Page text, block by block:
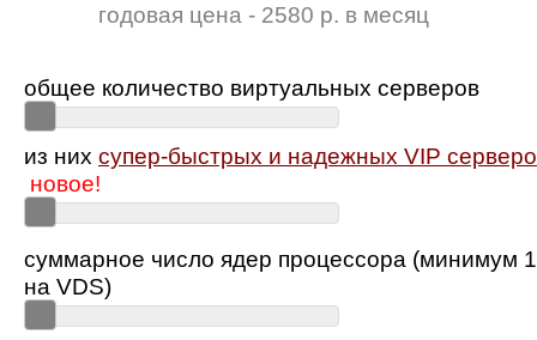
годовая цена - 2580 р. в месяц
общее количество виртуальных серверов
из них супер-быстрых и надежных VIP
новое!
суммарное число ядер процессора (минимум 1
на VDS)